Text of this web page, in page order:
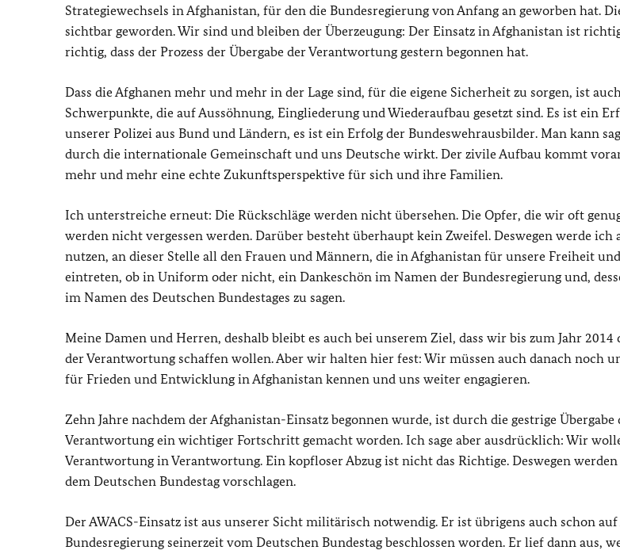
Strategiewechsels in Afghanistan, für den die Bundesregierung von Anfang an geworben hat.
sichtbar geworden. Wir sind und bleiben der Überzeugung: Der Einsatz in Afghanistan ist
richtig, dass der Prozess der Übergabe der Verantwortung gestern begonnen hat.
Dass die Afghanen mehr und mehr in der Lage sind, für die eigene Sicherheit zu sorgen, ist
Schwerpunkte, die auf Aussöhnung, Eingliederung und Wiederaufbau gesetzt sind. Es ist ein
unserer Polizei aus Bund und Ländern, es ist ein Erfolg der Bundeswehrausbilder. Man kann
durch die internationale Gemeinschaft und uns Deutsche wirkt. Der zivile Aufbau kommt
mehr und mehr eine echte Zukunftsperspektive für sich und ihre Familien.
Ich unterstreiche erneut: Die Rückschläge werden nicht übersehen. Die Opfer, die wir oft
werden nicht vergessen werden. Darüber besteht überhaupt kein Zweifel. Deswegen werde ich
nutzen, an dieser Stelle all den Frauen und Männern, die in Afghanistan für unsere Freiheit
eintreten, ob in Uniform oder nicht, ein Dankeschön im Namen der Bundesregierung und,
im Namen des Deutschen Bundestages zu sagen.
Meine Damen und Herren, deshalb bleibt es auch bei unserem Ziel, dass wir bis zum Jahr 2014
der Verantwortung schaffen wollen. Aber wir halten hier fest: Wir müssen auch danach noch
für Frieden und Entwicklung in Afghanistan kennen und uns weiter engagieren.
Zehn Jahre nachdem der Afghanistan-Einsatz begonnen wurde, ist durch die gestrige Übergabe
Verantwortung ein wichtiger Fortschritt gemacht worden. Ich sage aber ausdrücklich: Wir
Verantwortung in Verantwortung. Ein kopfloser Abzug ist nicht das Richtige. Deswegen
dem Deutschen Bundestag vorschlagen.
Der AWACS-Einsatz ist aus unserer Sicht militärisch notwendig. Er ist übrigens auch schon
Bundesregierung seinerzeit vom Deutschen Bundestag beschlossen worden. Er lief dann aus,